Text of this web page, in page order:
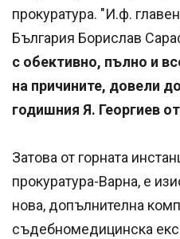
прокуратура. "И.ф.
България Борислав
с обективно, пълно и
на причините, довели
годишния Я. Георгиев
Затова от горната
прокуратура-Варна, е
нова, допълнителна
съдебномедицинска